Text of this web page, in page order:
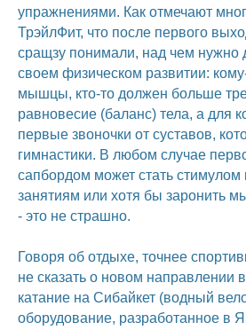
упражнениями. Как отмечают
ТрэйлФит, что после первого
сращзу понимали, над чем нужно
своем физическом развитии:
мышцы, кто-то должен больше
равновесие (баланс) тела, а для
первые звоночки от суставов,
гимнастики. В любом случае
сапбордом может стать стимулом
занятиям или хотя бы заронить
- это не страшно.
Говоря об отдыхе, точнее
не сказать о новом направлении
катание на Сибайкет (водный
оборудование, разработанное в